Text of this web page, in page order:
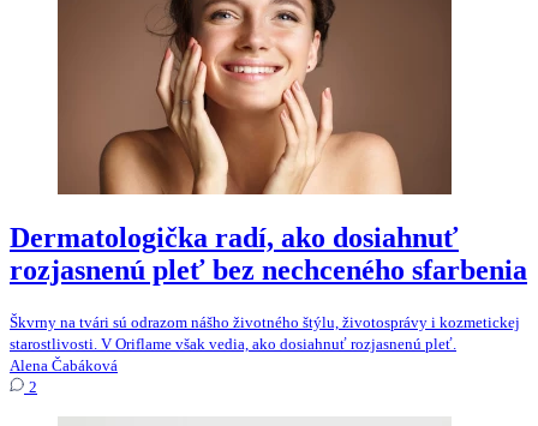
Dermatologička radí, ako dosiahnuť
rozjasnenú pleť bez nechceného sfarbenia
Škvrny na tvári sú odrazom nášho životného štýlu, životosprávy i kozmetickej
starostlivosti. V Oriflame však vedia, ako dosiahnuť rozjasnenú pleť.
Alena Čabáková
2